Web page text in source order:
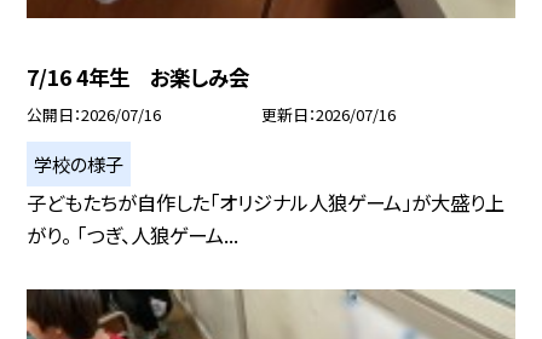
7/16 4年生 お楽しみ会
公開日 2026/07/16 更新日 2026/07/16
学校の様子
子どもたちが自作した「オリジナル人狼ゲーム」が大盛り上
がり。 「つぎ、人狼ゲーム...